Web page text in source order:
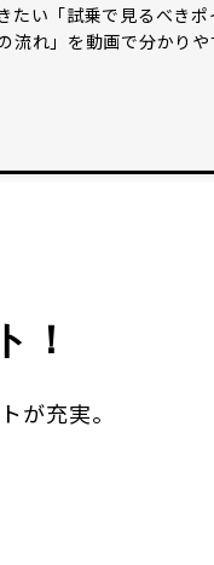
たい「試乗で見るべきポ
流れ」を動画で分かりや
！
が充実。